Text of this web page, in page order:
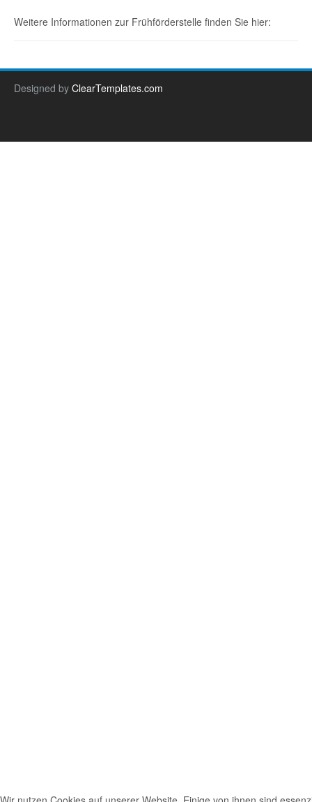
Weitere Informationen zur Frühförderstelle finden Sie hier:
Designed by ClearTemplates.com